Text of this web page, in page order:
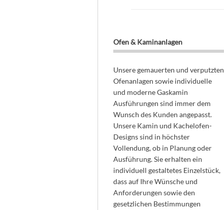
Ofen & Kaminanlagen
Unsere gemauerten und verputzten
Ofenanlagen sowie individuelle
und moderne Gaskamin
Ausführungen sind immer dem
Wunsch des Kunden angepasst.
Unsere Kamin und Kachelofen-
Designs sind in höchster
Vollendung, ob in Planung oder
Ausführung. Sie erhalten ein
individuell gestaltetes Einzelstück,
dass auf Ihre Wünsche und
Anforderungen sowie den
gesetzlichen Bestimmungen